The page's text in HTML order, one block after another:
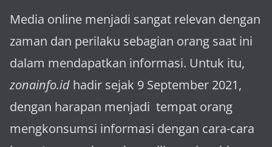
Media online menjadi sangat relevan dengan
za­man dan perilaku sebagian orang saat ini
dalam mendapatkan informasi. Untuk itu,
zonainfo.id hadir sejak 9 September 2021,
dengan harapan menjadi tem­pat orang
mengkonsumsi informasi dengan cara-cara